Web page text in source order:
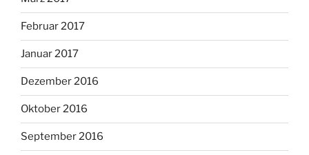
Februar 2017
Januar 2017
Dezember 2016
Oktober 2016
September 2016